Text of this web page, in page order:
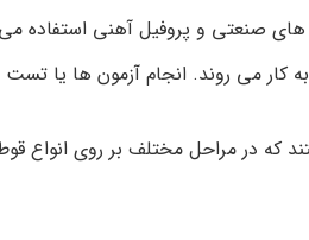
های صنعتی و پروفیل آهنی استفاده
کار می روند. انجام آزمون ها یا
در مراحل مختلف بر روی انواع